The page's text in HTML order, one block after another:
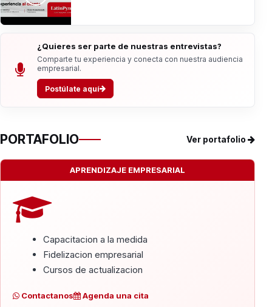
¿Quieres ser parte de nuestras entrevistas?
Comparte tu experiencia y conecta con nuestra audiencia
empresarial.
Postúlate aquí
PORTAFOLIO Ver portafolio
APRENDIZAJE EMPRESARIAL
Capacitacion a la medida
Fidelizacion empresarial
Cursos de actualizacion
Contactanos Agenda una cita